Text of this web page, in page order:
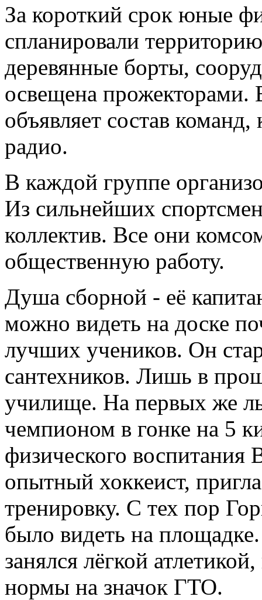
За короткий срок юные
спланировали
деревянные борты,
освещена прожекторами.
объявляет состав
радио.
В каждой группе
Из сильнейших
коллектив. Все они
общественную работу.
Душа сборной - её
можно видеть на доске
лучших учеников. Он
сантехников. Лишь в
училище. На первых же
чемпионом в гонке на 5
физического воспитания
опытный хоккеист,
тренировку. С тех пор
было видеть на
занялся лёгкой
нормы на значок ГТО.